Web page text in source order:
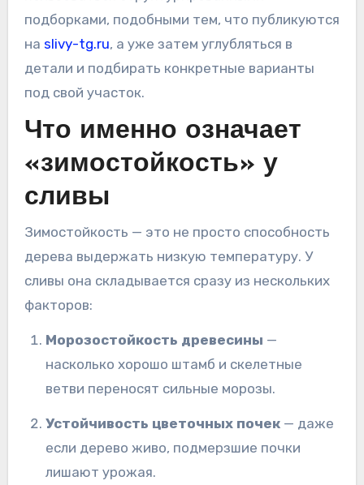
подборками, подобными тем, что публикуются
на slivy-tg.ru, а уже затем углубляться в
детали и подбирать конкретные варианты
под свой участок.
Что именно означает
«зимостойкость» у
сливы
Зимостойкость — это не просто способность
дерева выдержать низкую температуру. У
сливы она складывается сразу из нескольких
факторов:
Морозостойкость древесины —
насколько хорошо штамб и скелетные
ветви переносят сильные морозы.
Устойчивость цветочных почек— даже
если дерево живо, подмерзшие почки
лишают урожая.